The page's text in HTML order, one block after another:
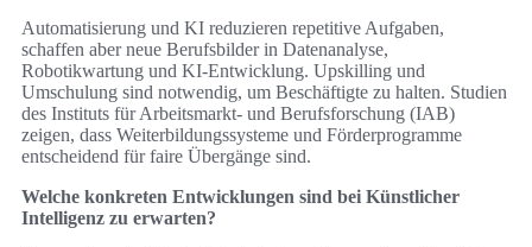
Automatisierung und KI reduzieren repetitive Aufgaben,
schaffen aber neue Berufsbilder in Datenanalyse,
Robotikwartung und KI‑Entwicklung. Upskilling und
Umschulung sind notwendig, um Beschäftigte zu halten. Studien
des Instituts für Arbeitsmarkt‑ und Berufsforschung (IAB)
zeigen, dass Weiterbildungssysteme und Förderprogramme
entscheidend für faire Übergänge sind.
Welche konkreten Entwicklungen sind bei Künstlicher
Intelligenz zu erwarten?